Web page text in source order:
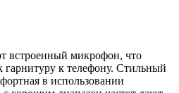
встроенный микрофон, что
гарнитуру к телефону. Стильный
в использовании